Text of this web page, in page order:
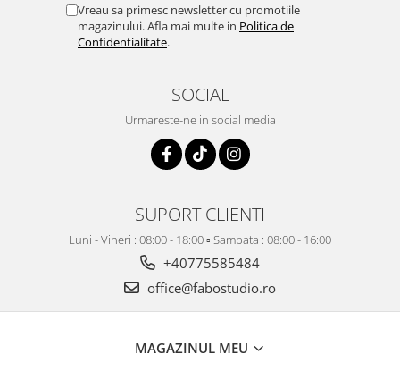
Vreau sa primesc newsletter cu promotiile
magazinului. Afla mai multe in Politica de
Confidentialitate.
SOCIAL
Urmareste-ne in social media
SUPORT CLIENTI
Luni - Vineri : 08:00 - 18:00 ▫️ Sambata : 08:00 - 16:00
+40775585484
office@fabostudio.ro
MAGAZINUL MEU